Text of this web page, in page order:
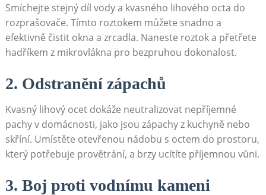
Smíchejte stejný⁢ díl vody a kvasného lihového ⁢octa do
rozprašovače. Tímto roztokem můžete snadno a
efektivně čistit okna a ⁣zrcadla. Naneste roztok a přetřete
hadříkem z mikrovlákna pro bezpruhou dokonalost.
2. Odstranění zápachů
Kvasný lihový⁤ ocet dokáže neutralizovat nepříjemné
pachy ⁤v domácnosti, jako jsou zápachy z kuchyně nebo
skříní. Umístěte otevřenou nádobu s ​octem ‍do⁣ prostoru,
který potřebuje provětrání, a brzy ucítíte příjemnou vůni.
3. Boj proti vodnímu kameni